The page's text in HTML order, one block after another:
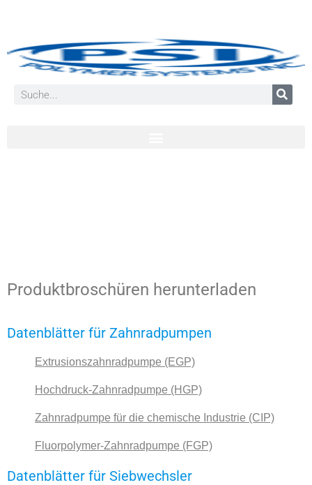
Produktbroschüren herunterladen
Datenblätter für Zahnradpumpen
Extrusionszahnradpumpe (EGP)
Hochdruck-Zahnradpumpe (HGP)
Zahnradpumpe für die chemische Industrie (CIP)
Fluorpolymer-Zahnradpumpe (FGP)
Datenblätter für Siebwechsler